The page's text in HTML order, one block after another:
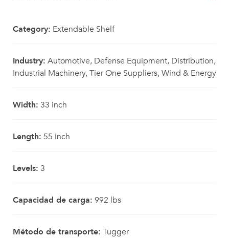
Category: Extendable Shelf
Industry: Automotive, Defense Equipment, Distribution,
Industrial Machinery, Tier One Suppliers, Wind & Energy
Width: 33 inch
Length: 55 inch
Levels: 3
Capacidad de carga: 992 lbs
Método de transporte: Tugger